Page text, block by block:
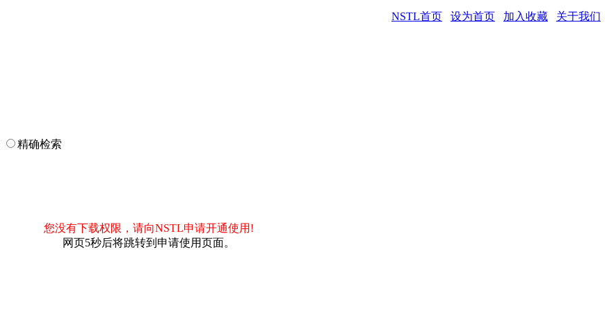
NSTL首页 设为首页 加入收藏 关于我们
精确检索
您没有下载权限，请向NSTL申请开通使用!
网页5秒后将跳转到申请使用页面。